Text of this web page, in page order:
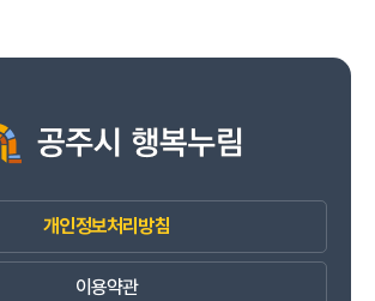
개인정보처리방침
이용약관